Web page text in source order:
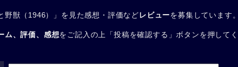
野獣（1946）」を見た感想・評価などレビューを募集しています。
ム、評価、感想をご記入の上「投稿を確認する」ボタンを押してく